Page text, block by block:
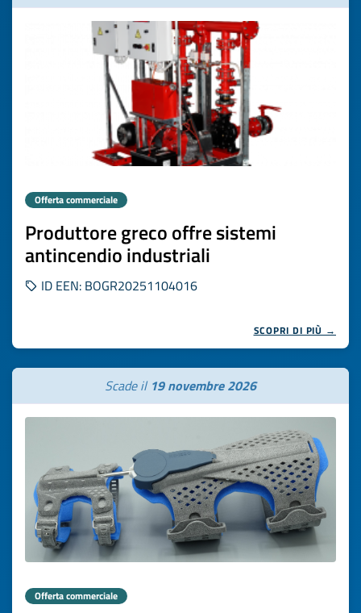
Offerta commerciale
Produttore greco offre sistemi
antincendio industriali
ID EEN: BOGR20251104016
SCOPRI DI PIÙ →
Scade il 19 novembre 2026
Offerta commerciale